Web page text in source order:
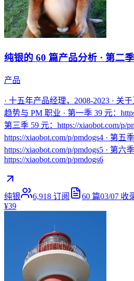
纯银的 60 篇产品分析 · 第二季
产品
· 十五年产品经理，2008-2023 · 关
趋势与 PM 职业 · 第一季 39 元：
第三季 59 元：https://xiaobot.com/p/
https://xiaobot.com/p/pmdogs4 · 第五
https://xiaobot.com/p/pmdogs5 · 第六
https://xiaobot.com/p/pmdogs6
纯银 6,918 订阅 60 篇03/07 收
¥39